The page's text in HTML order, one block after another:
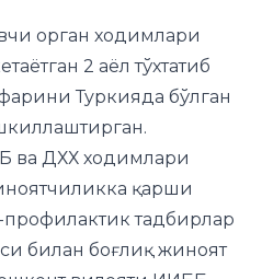
орган ходимлари
2 аёл тўхтатиб
Туркияда бўлган
ва ДХХ ходимлари
қарши
тадбирлар
билан боғлиқ жиноят